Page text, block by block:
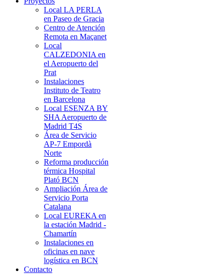
Local LA PERLA
en Paseo de Gracia
Centro de Atención
Remota en Maçanet
Local
CALZEDONIA en
el Aeropuerto del
Prat
Instalaciones
Instituto de Teatro
en Barcelona
Local ESENZA BY
SHA Aeropuerto de
Madrid T4S
Área de Servicio
AP-7 Empordà
Norte
Reforma producción
térmica Hospital
Plató BCN
Ampliación Área de
Servicio Porta
Catalana
Local EUREKA en
la estación Madrid -
Chamartín
Instalaciones en
oficinas en nave
logística en BCN
Contacto